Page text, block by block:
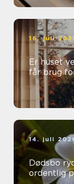
16. juli
Er huset
får brug
14. juli
Dødsbo rydning sådan
ordentlig